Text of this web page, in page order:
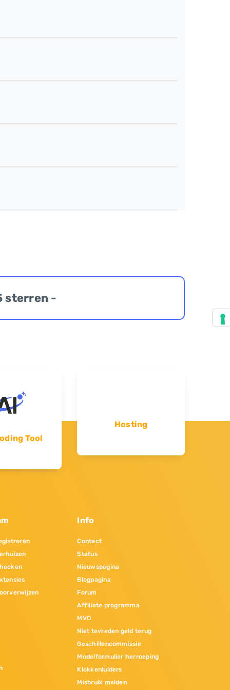
sterren -
Tool
Hosting
Info
Contact
Status
Nieuwspagina
Blogpagina
Forum
Affiliate programma
MVO
Niet tevreden geld terug
Geschillencommissie
Modelformulier herroeping
Klokkenluiders
Misbruik melden